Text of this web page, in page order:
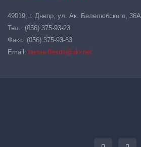
49019, г. Днепр, ул. Ак. Белелюбского, 36А
Тел.: (056) 375-93-23
Факс: (056) 375-93-63
Email: hansa-flexdn@ukr.net